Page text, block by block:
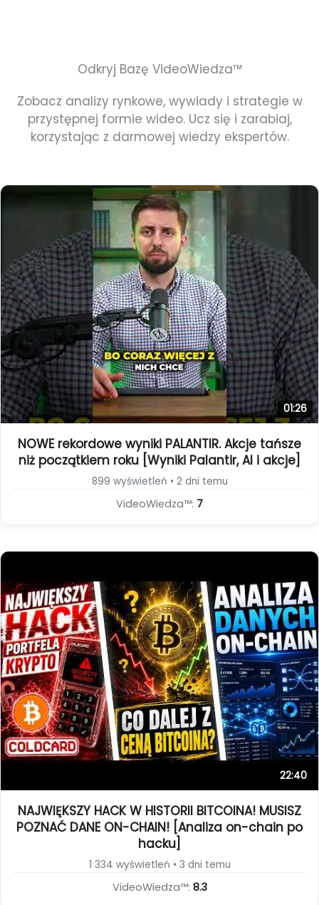
Odkryj Bazę VideoWiedza™
Zobacz analizy rynkowe, wywiady i strategie w
przystępnej formie wideo. Ucz się i zarabiaj,
korzystając z darmowej wiedzy ekspertów.
01:26
NOWE rekordowe wyniki PALANTIR. Akcje tańsze
niż początkiem roku [Wyniki Palantir, AI i akcje]
899 wyświetleń • 2 dni temu
VideoWiedza™: 7
22:40
NAJWIĘKSZY HACK W HISTORII BITCOINA! MUSISZ
POZNAĆ DANE ON-CHAIN! [Analiza on-chain po
hacku]
1 334 wyświetleń • 3 dni temu
VideoWiedza™: 8.3